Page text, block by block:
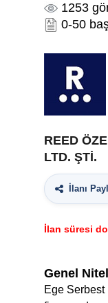
1253
0-50
REED
LTD. ŞTİ.
İlanı
İlan süresi
Genel
Ege